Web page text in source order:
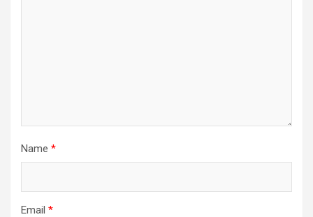
Name *
Email *